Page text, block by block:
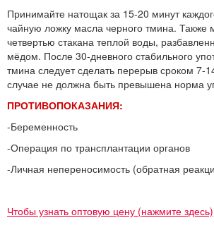
Принимайте натощак за 15-20 минут
чайную ложку масла черного тмина. Также
четвертью стакана теплой воды,
мёдом. После 30-дневного стабильного
тмина следует сделать перерыв сроком 7-
случае не должна быть превышена норма
ПРОТИВОПОКАЗАНИЯ:
-Беременность
-Операция по трансплантации органов
-Личная непереносимость (обратная
Чтобы узнать оптовую цену (нажмите здесь)